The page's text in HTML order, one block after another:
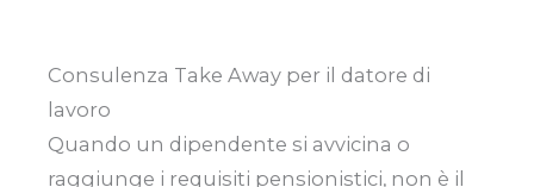
Consulenza Take Away per il datore di
lavoro
Quando un dipendente si avvicina o
raggiunge i requisiti pensionistici, non è il